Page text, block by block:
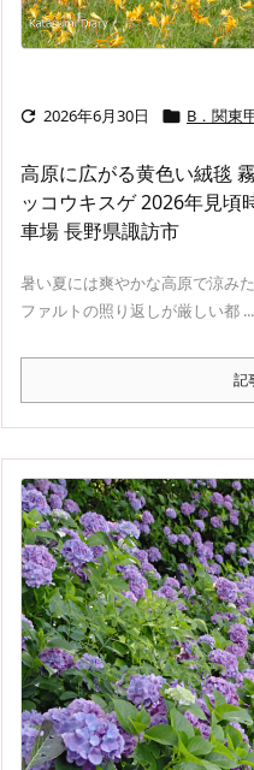
 2026年6月30日  B．関東
高原に広がる黄色い絨毯
ッコウキスゲ 2026年見頃
車場 長野県諏訪市
暑い夏には爽やかな高原で涼み
ファルトの照り返しが厳しい都 ...
記